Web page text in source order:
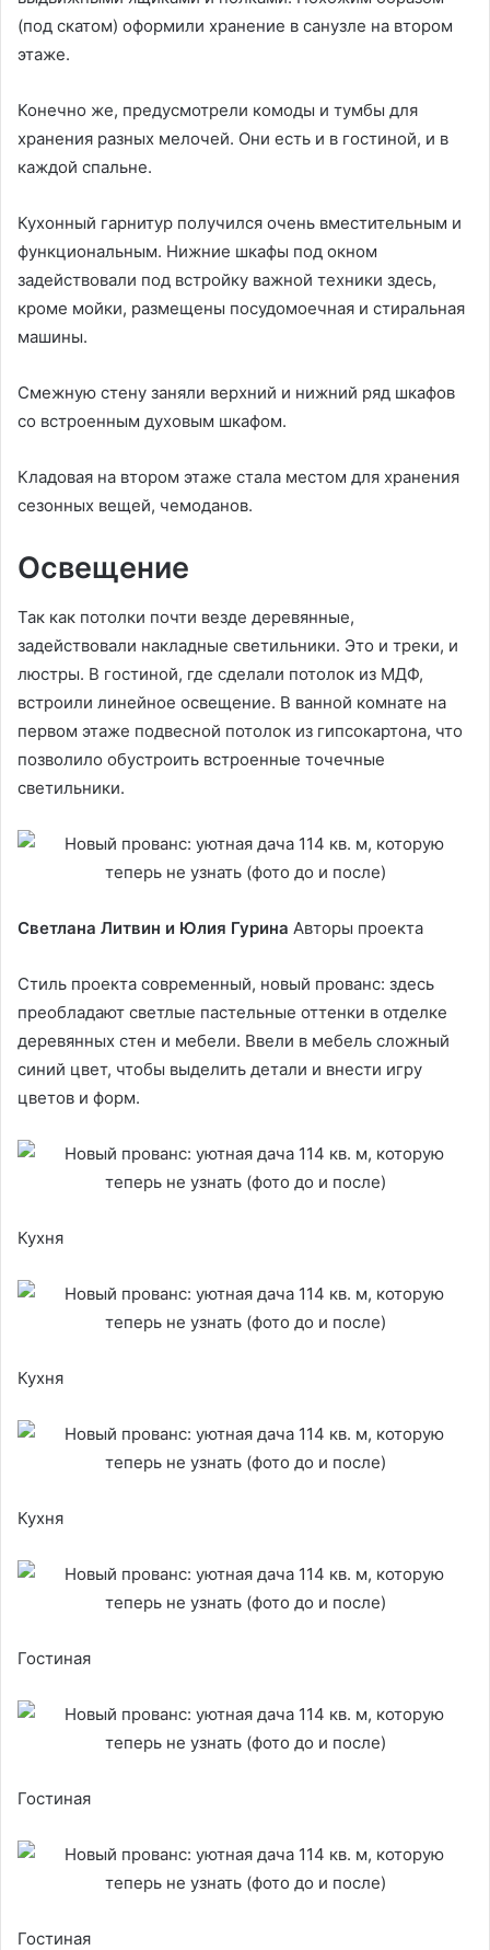
(под скатом) оформили хранение в санузле на втором
этаже.
Конечно же, предусмотрели комоды и тумбы для
хранения разных мелочей. Они есть и в гостиной, и в
каждой спальне.
Кухонный гарнитур получился очень вместительным и
функциональным. Нижние шкафы под окном
задействовали под встройку важной техники здесь,
кроме мойки, размещены посудомоечная и стиральная
машины.
Смежную стену заняли верхний и нижний ряд шкафов
со встроенным духовым шкафом.
Кладовая на втором этаже стала местом для хранения
сезонных вещей, чемоданов.
Освещение
Так как потолки почти везде деревянные,
задействовали накладные светильники. Это и треки, и
люстры. В гостиной, где сделали потолок из МДФ,
встроили линейное освещение. В ванной комнате на
первом этаже подвесной потолок из гипсокартона, что
позволило обустроить встроенные точечные
светильники.
Светлана Литвин и Юлия Гурина Авторы проекта
Стиль проекта современный, новый прованс: здесь
преобладают светлые пастельные оттенки в отделке
деревянных стен и мебели. Ввели в мебель сложный
синий цвет, чтобы выделить детали и внести игру
цветов и форм.
Кухня
Кухня
Кухня
Гостиная
Гостиная
Гостиная